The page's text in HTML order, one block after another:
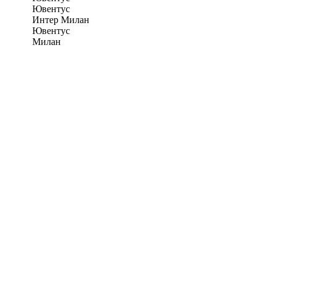
Ювентус
Интер Милан
Ювентус
Милан